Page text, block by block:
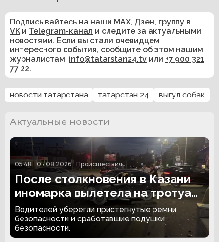
Подписывайтесь на наши MAX, Дзен, группу в
VK и Telegram-канал и следите за актуальными
новостями. Если вы стали очевидцем
интересного события, сообщите об этом нашим
журналистам: info@tatarstan24.tv или +7 900 321
77 22.
новости татарстана татарстан 24 выгул собак
Актуальные новости
05:48 07.08.2026 Происшествия
После столкновения в Казани
иномарка вылетела на тротуар
и снесла забор
Водителей уберегли пристегнутые ремни
безопасности и сработавшие подушки
безопасности.